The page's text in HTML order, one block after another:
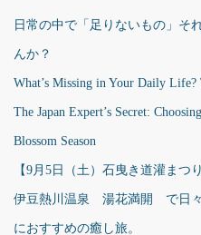
日常の中で「足りないもの」そ
んか？
What’s Missing in Your Daily
The Japan Expert’s Secret:
Blossom Season
【9月5日（土）石曳き道灌まつ
伊豆熱川温泉 湯花満開 で日々
におすすめの癒し旅。